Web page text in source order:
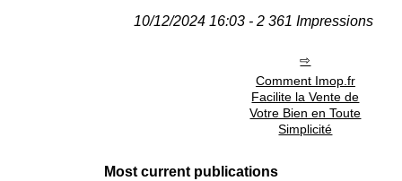
10/12/2024 16:03 - 2 361 Impressions
Comment Imop.fr
Facilite la Vente de
Votre Bien en Toute
Simplicité
Most current publications